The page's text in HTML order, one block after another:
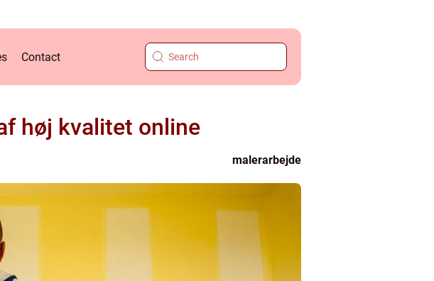
Contact
høj kvalitet online
malerarbejde